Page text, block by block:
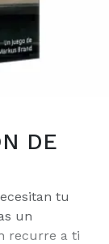
DE
tu
un
recurre a ti